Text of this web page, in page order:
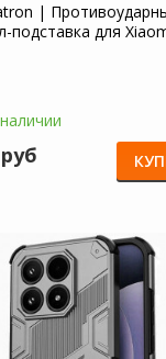
|
подставка для